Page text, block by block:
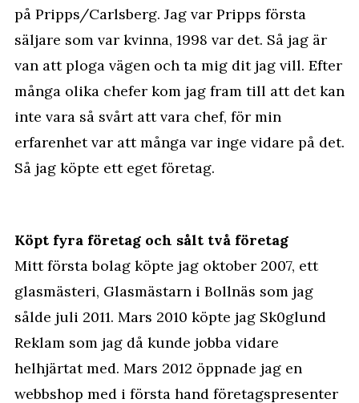
på Pripps/Carlsberg. Jag var Pripps första
säljare som var kvinna, 1998 var det. Så jag är
van att ploga vägen och ta mig dit jag vill. Efter
många olika chefer kom jag fram till att det kan
inte vara så svårt att vara chef, för min
erfarenhet var att många var inge vidare på det.
Så jag köpte ett eget företag.
Köpt fyra företag och sålt två företag
Mitt första bolag köpte jag oktober 2007, ett
glasmästeri, Glasmästarn i Bollnäs som jag
sålde juli 2011. Mars 2010 köpte jag Sk0glund
Reklam som jag då kunde jobba vidare
helhjärtat med. Mars 2012 öppnade jag en
webbshop med i första hand företagspresenter